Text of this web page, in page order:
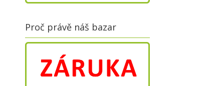
Proč právě náš bazar